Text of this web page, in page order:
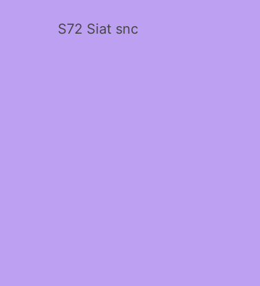
S72 Siat snc